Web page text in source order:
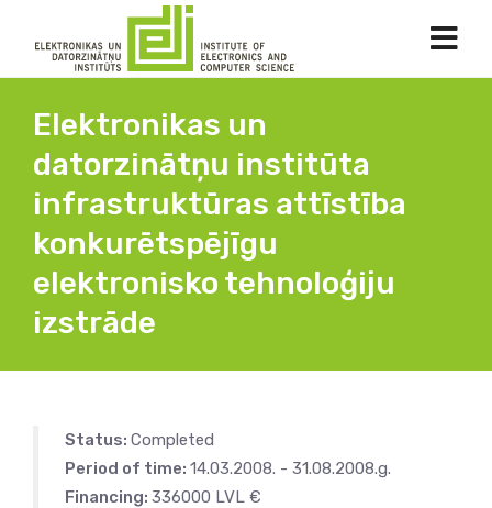
Elektronikas un
datorzinātņu institūta
infrastruktūras attīstība
konkurētspējīgu
elektronisko tehnoloģiju
izstrāde
Status: Completed
Period of time: 14.03.2008. - 31.08.2008.g.
Financing: 336000 LVL €